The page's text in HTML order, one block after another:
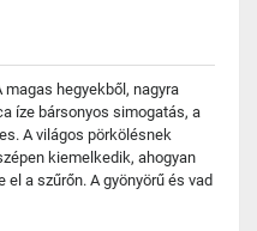
magas hegyekből, nagyra
íze bársonyos simogatás, a
A világos pörkölésnek
kiemelkedik, ahogyan
a szűrőn. A gyönyörű és vad